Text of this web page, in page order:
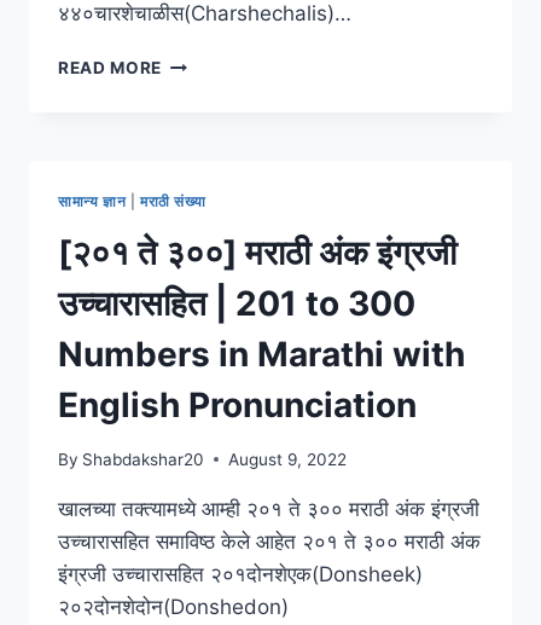
४४०चारशेचाळीस(Charshechalis)…
READ MORE ४०१
इंग्रजी
401
TO
500
NUMBERS
IN
MARATHI
WITH
PRONUNCIATION
सामान्य ज्ञान| मराठी संख्या
[२०१ ते ३००] मराठी अंक इंग्रजी
उच्चारासहित | 201 to 300
Numbers in Marathi with
English Pronunciation
By Shabdakshar20 August 9, 2022
खालच्या तक्त्यामध्ये आम्ही २०१ ते ३०० मराठी अंक इंग्रजी
उच्चारासहित समाविष्ठ केले आहेत २०१ ते ३०० मराठी अंक
इंग्रजी उच्चारासहित २०१दोनशेएक(Donsheek)
२०२दोनशेदोन(Donshedon)